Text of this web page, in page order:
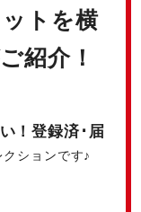
トを横
紹介！
！登録済･届
ションです♪